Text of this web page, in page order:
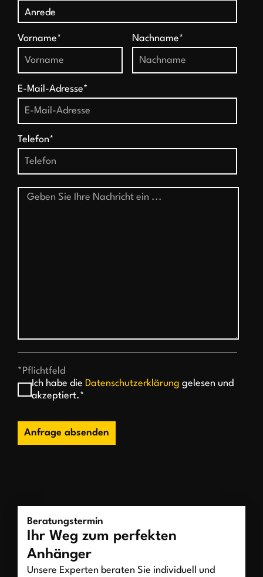
Vorname* Nachname*
E-Mail-Adresse*
Telefon*
*Pflichtfeld
Ich habe die Datenschutzerklärung gelesen und
akzeptiert.*
Anfrage absenden
Beratungstermin
Ihr Weg zum perfekten
Anhänger
Unsere Experten beraten Sie individuell und